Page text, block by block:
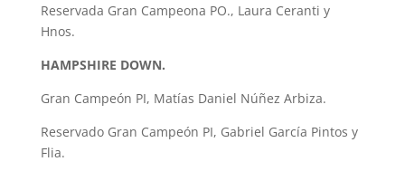
Reservada Gran Campeona PO., Laura Ceranti y
Hnos.
HAMPSHIRE DOWN.
Gran Campeón PI, Matías Daniel Núñez Arbiza.
Reservado Gran Campeón PI, Gabriel García Pintos y
Flia.